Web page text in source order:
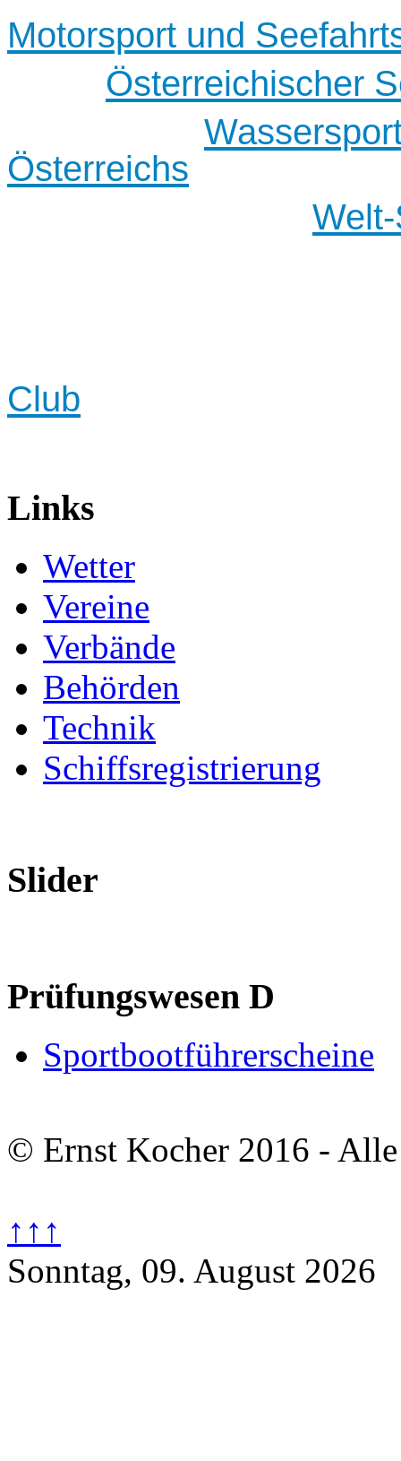
Motorsport und
Österreichischer
Österreichs
Club
Links
Wetter
Vereine
Verbände
Behörden
Technik
Schiffsregistrierung
Slider
Prüfungswesen D
Sportbootführerscheine
© Ernst Kocher 2016 -
↑↑↑
Sonntag, 09. August 2026